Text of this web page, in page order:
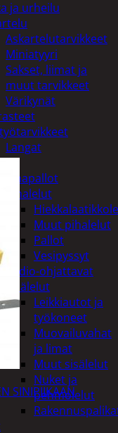
ja urheilu
Askartelutarvikkeet
Miniatyyri
Sakset, liimat ja
muut tarvikkeet
Värikynät
Langat
Ilmapallot
Pihalelut
Muut pihalelut
Pallot
Vesipyssyt
Radio-ohjattavat
Sisälelut
Leikkiautot ja
työkoneet
Muovailuvahat
ja limat
Muut sisälelut
Nuket ja
pehmolelut
SINIPIIKAAN